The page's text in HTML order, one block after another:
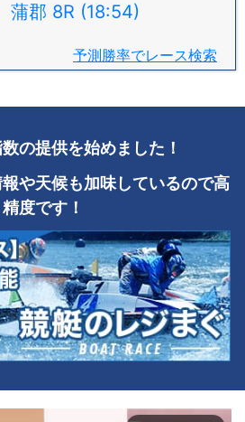
蒲郡 8R (18:54)
予測勝率でレース検索
の提供を始めました！
や天候も加味しているので高
精度です！